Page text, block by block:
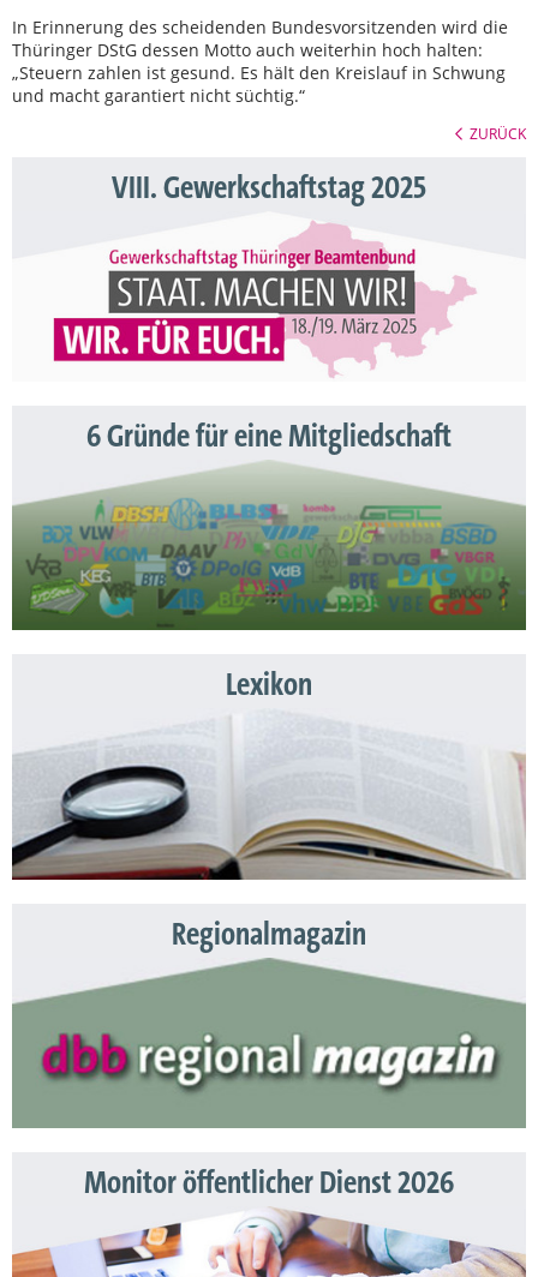
In Erinnerung des scheidenden Bundesvorsitzenden wird die
Thüringer DStG dessen Motto auch weiterhin hoch halten:
„Steuern zahlen ist gesund. Es hält den Kreislauf in Schwung
und macht garantiert nicht süchtig.“
ZURÜCK
VIII. Gewerkschaftstag 2025
6 Gründe für eine Mitgliedschaft
Lexikon
Regionalmagazin
Monitor öffentlicher Dienst 2026